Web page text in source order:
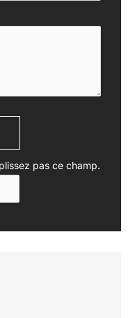
pas ce champ.